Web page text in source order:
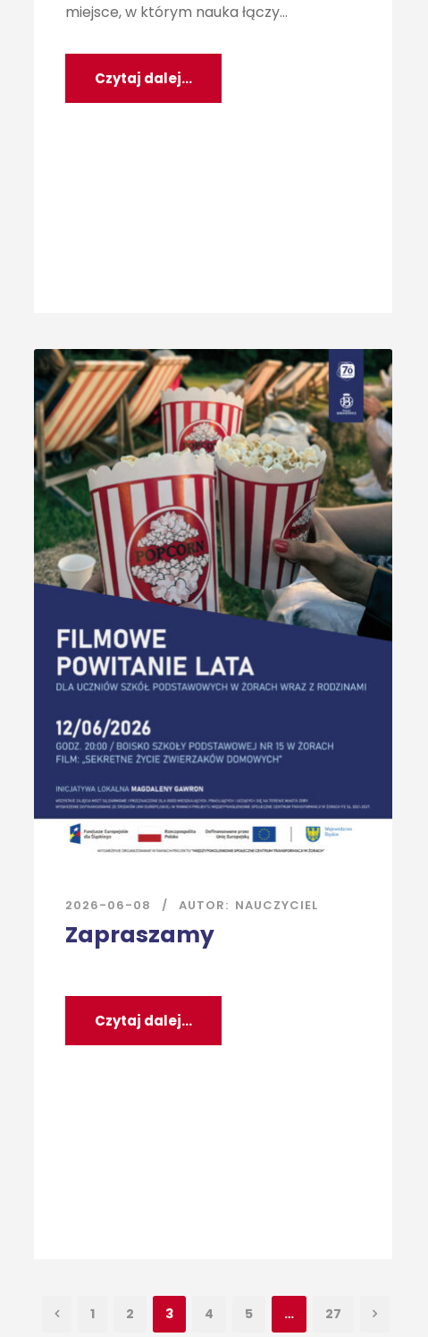
miejsce, w którym nauka łączy...
Czytaj dalej...
2026-06-08 AUTOR: NAUCZYCIEL
Zapraszamy
Czytaj dalej...
1 2 3 4 5 … 27